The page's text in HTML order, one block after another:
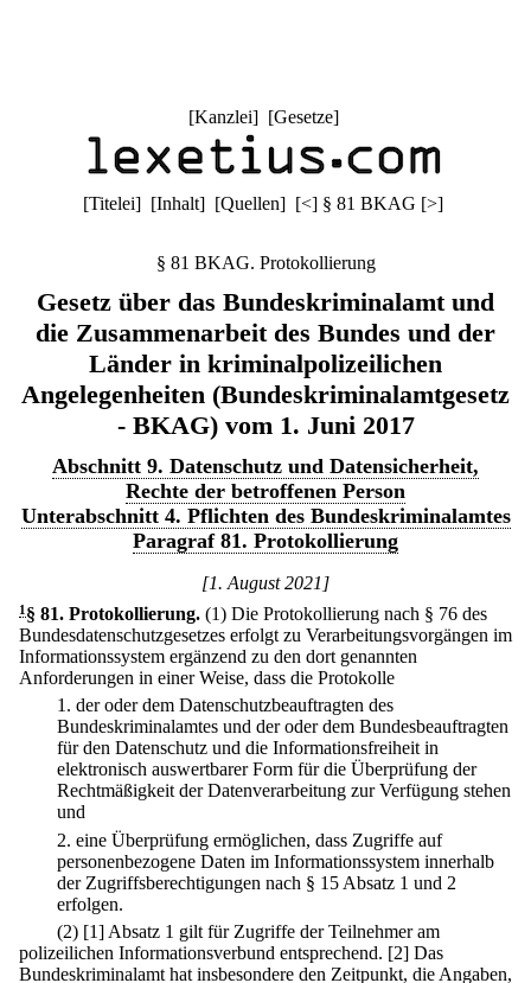
[Kanzlei] [Gesetze]
[Titelei] [Inhalt] [Quellen] [<] § 81 BKAG [>]
§ 81 BKAG. Protokollierung
Gesetz über das Bundeskriminalamt und
die Zusammenarbeit des Bundes und der
Länder in kriminalpolizeilichen
Angelegenheiten (Bundeskriminalamtgesetz
- BKAG) vom 1. Juni 2017
Abschnitt 9. Datenschutz und Datensicherheit,
Rechte der betroffenen Person
Unterabschnitt 4. Pflichten des Bundeskriminalamtes
Paragraf 81. Protokollierung
[1. August 2021]
1 § 81. Protokollierung. (1) Die Protokollierung nach § 76 des
Bundesdatenschutzgesetzes erfolgt zu Verarbeitungsvorgängen im
Informationssystem ergänzend zu den dort genannten
Anforderungen in einer Weise, dass die Protokolle
1. der oder dem Datenschutzbeauftragten des
Bundeskriminalamtes und der oder dem Bundesbeauftragten
für den Datenschutz und die Informationsfreiheit in
elektronisch auswertbarer Form für die Überprüfung der
Rechtmäßigkeit der Datenverarbeitung zur Verfügung stehen
und
2. eine Überprüfung ermöglichen, dass Zugriffe auf
personenbezogene Daten im Informationssystem innerhalb
der Zugriffsberechtigungen nach § 15 Absatz 1 und 2
erfolgen.
(2) [1] Absatz 1 gilt für Zugriffe der Teilnehmer am
polizeilichen Informationsverbund entsprechend. [2] Das
Bundeskriminalamt hat insbesondere den Zeitpunkt, die Angaben,